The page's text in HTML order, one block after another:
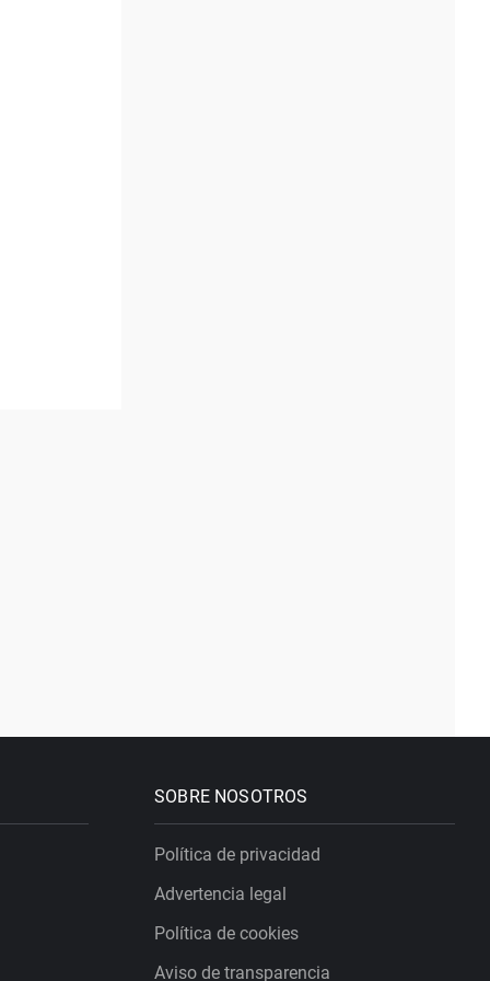
SOBRE NOSOTROS
Política de privacidad
Advertencia legal
Política de cookies
Aviso de transparencia